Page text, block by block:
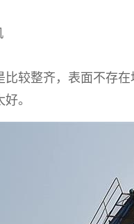
整齐，表面不存在
。